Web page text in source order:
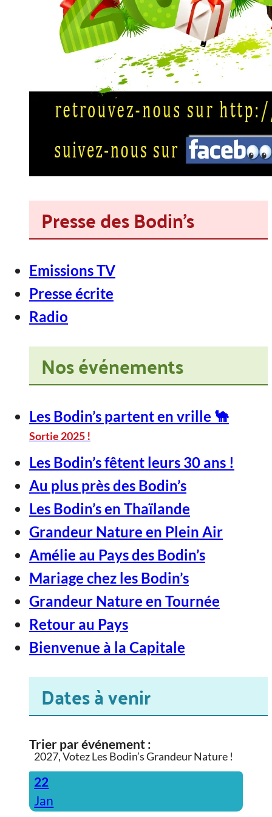
Presse des Bodin's
Emissions TV
Presse écrite
Radio
Nos événements
Les Bodin’s partent en vrille 🐪
Sortie 2025 !
Les Bodin’s fêtent leurs 30 ans !
Au plus près des Bodin’s
Les Bodin’s en Thaïlande
Grandeur Nature en Plein Air
Amélie au Pays des Bodin’s
Mariage chez les Bodin’s
Grandeur Nature en Tournée
Retour au Pays
Bienvenue à la Capitale
Dates à venir
Trier par événement :
2027, Votez Les Bodin’s Grandeur Nature !
22
Jan